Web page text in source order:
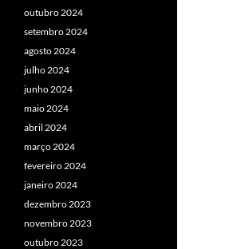
outubro 2024
setembro 2024
agosto 2024
julho 2024
junho 2024
maio 2024
abril 2024
março 2024
fevereiro 2024
janeiro 2024
dezembro 2023
novembro 2023
outubro 2023